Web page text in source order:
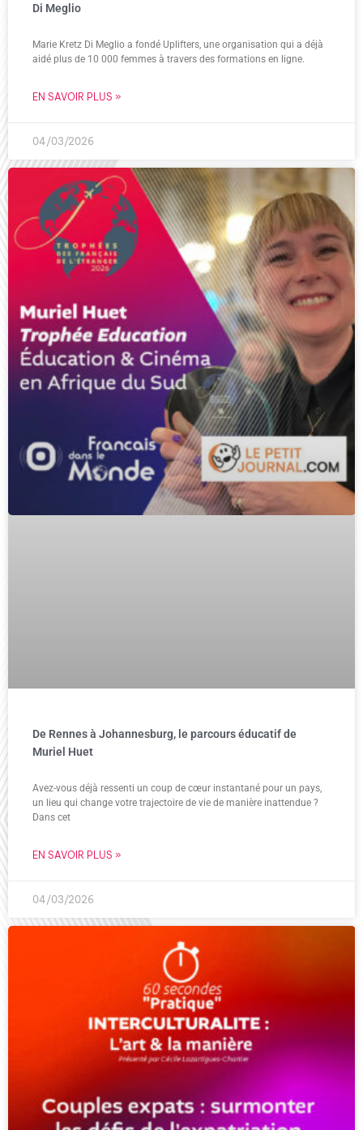
Di Meglio
Marie Kretz Di Meglio a fondé Uplifters, une organisation qui a déjà
aidé plus de 10 000 femmes à travers des formations en ligne.
EN SAVOIR PLUS »
04/03/2026
De Rennes à Johannesburg, le parcours éducatif de
Muriel Huet
Avez-vous déjà ressenti un coup de cœur instantané pour un pays,
un lieu qui change votre trajectoire de vie de manière inattendue ?
Dans cet
EN SAVOIR PLUS »
04/03/2026